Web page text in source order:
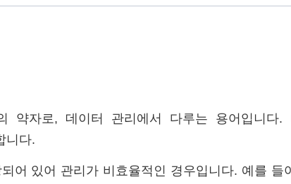
약자로, 데이터 관리에서 다루는 용어입니다.
니다.
어 있어 관리가 비효율적인 경우입니다. 예를 들